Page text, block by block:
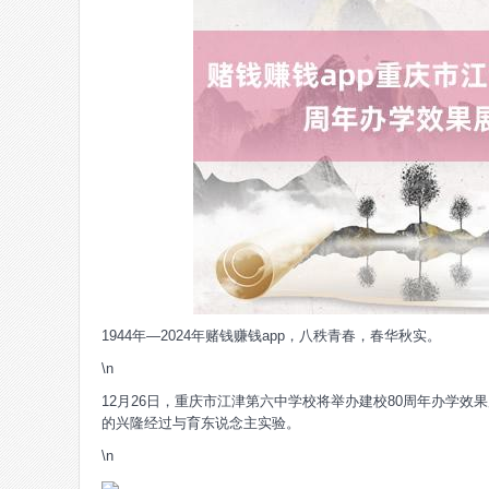
1944年—2024年赌钱赚钱app，八秩青春，春华秋实。
\n
12月26日，重庆市江津第六中学校将举办建校80周年办学效
的兴隆经过与育东说念主实验。
\n